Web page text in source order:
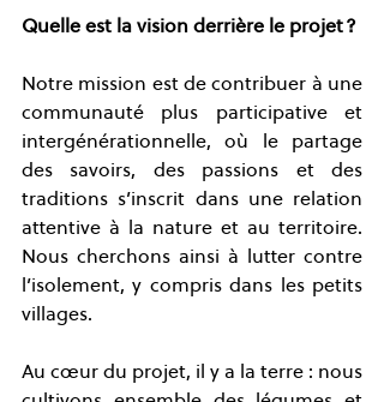
Quelle est la vision derrière le projet ?
Notre mission est de contribuer à une
communauté plus participative et
intergénérationnelle, où le partage
des savoirs, des passions et des
traditions s’inscrit dans une relation
attentive à la nature et au territoire.
Nous cherchons ainsi à lutter contre
l’isolement, y compris dans les petits
villages.
Au cœur du projet, il y a la terre : nous